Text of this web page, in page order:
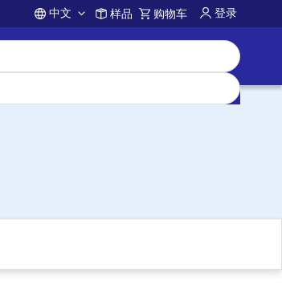
Account
中文 样品 购物车 登录